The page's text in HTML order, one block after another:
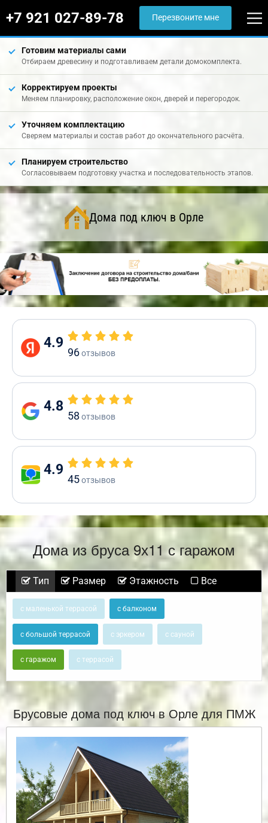
+7 921 027-89-78 Перезвоните мне
Готовим материалы сами
Отбираем древесину и подготавливаем детали домокомплекта.
Корректируем проекты
Меняем планировку, расположение окон, дверей и перегородок.
Уточняем комплектацию
Сверяем материалы и состав работ до окончательного расчёта.
Планируем строительство
Согласовываем подготовку участка и последовательность этапов.
Дома под ключ в Орле
4.9
96отзывов
4.8
58 отзывов
4.9
45отзывов
Дома из бруса 9х11 с гаражом
Тип Размер Этажность Все
с маленькой террасой с балконом
с большой террасой с эркером с сауной
с гаражом с террасой
Брусовые дома под ключ в Орле для ПМЖ